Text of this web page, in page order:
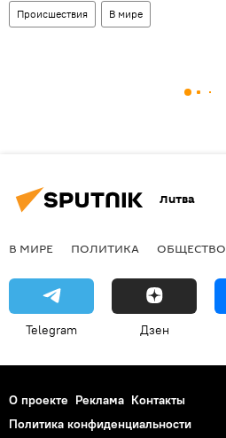
Происшествия В мире
Литва
В МИРЕ ПОЛИТИКА ОБЩЕСТВО
Telegram Дзен
О проекте Реклама Контакты
Политика конфиденциальности